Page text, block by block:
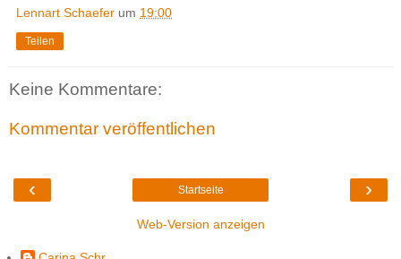
Lennart Schaefer um 19:00
Teilen
Keine Kommentare:
Kommentar veröffentlichen
‹ ›
Startseite
Web-Version anzeigen